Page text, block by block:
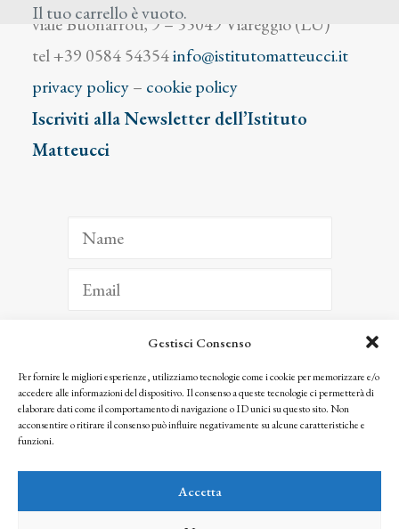
Gestisci Consenso
Per fornire le migliori esperienze, utilizziamo tecnologie come i cookie per memorizzare e/o
accedere alle informazioni del dispositivo. Il consenso a queste tecnologie ci permetterà di
elaborare dati come il comportamento di navigazione o ID unici su questo sito. Non
acconsentire o ritirare il consenso può influire negativamente su alcune caratteristiche e
funzioni.
Accetta
Il tuo carrello è vuoto.
viale Buonarroti, 9 – 55049 Viareggio (LU)
tel +39 0584 54354info@istitutomatteucci.it
privacy policy– cookie policy
Iscriviti alla Newsletter dell’Istituto
Matteucci
ISCRIVITI
Facendo clic per iscriverti, riconosci che le tue informazioni saranno trattate
seguendo la nostra Privacy Policy
© 2025 Istituto Matteucci. All right reserved
l’autorizzazione scritta dei proprietari dei diritti e dell’Istituto Matteucci